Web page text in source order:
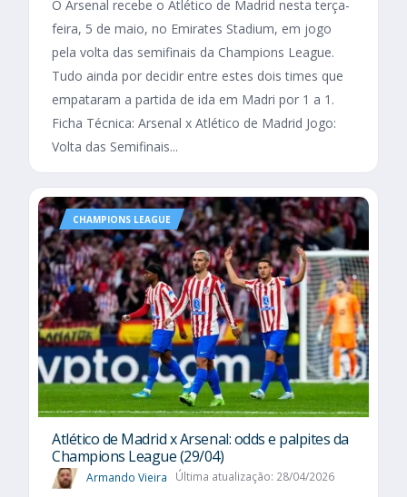
O Arsenal recebe o Atlético de Madrid nesta terça-
feira, 5 de maio, no Emirates Stadium, em jogo
pela volta das semifinais da Champions League.
Tudo ainda por decidir entre estes dois times que
empataram a partida de ida em Madri por 1 a 1.
Ficha Técnica: Arsenal x Atlético de Madrid Jogo:
Volta das Semifinais...
CHAMPIONS LEAGUE
Atlético de Madrid x Arsenal: odds e palpites da
Champions League (29/04)
Armando Vieira Última atualização: 28/04/2026